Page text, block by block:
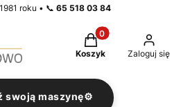
roku • 📞 65 518 03 84
Produkty w
Koszyk Zaloguj się
swoją maszynę⚙️